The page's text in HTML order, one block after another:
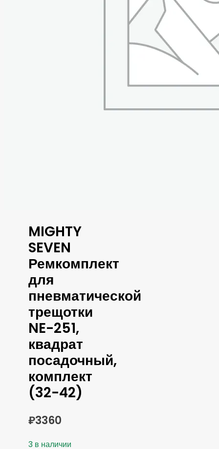
MIGHTY
SEVEN
Ремкомплект
для
пневматической
трещотки
NE-251,
квадрат
посадочный,
комплект
(32-42)
₽3360
3 в наличии